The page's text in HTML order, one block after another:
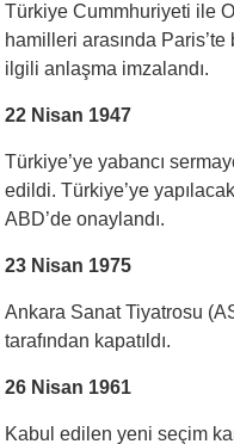
Türkiye Cummhuriyeti ile
hamilleri arasında
ilgili anlaşma imzalandı.
22 Nisan 1947
Türkiye’ye yabancı
edildi. Türkiye’ye
ABD’de onaylandı.
23 Nisan 1975
Ankara Sanat Tiyatrosu
tarafından kapatıldı.
26 Nisan 1961
Kabul edilen yeni seçim